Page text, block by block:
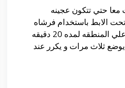
معا حتي تتكون عجينه
الابط باستخدام فرشاه
لمده 20 دقيقه
ثلاث مرات و يكرر عند